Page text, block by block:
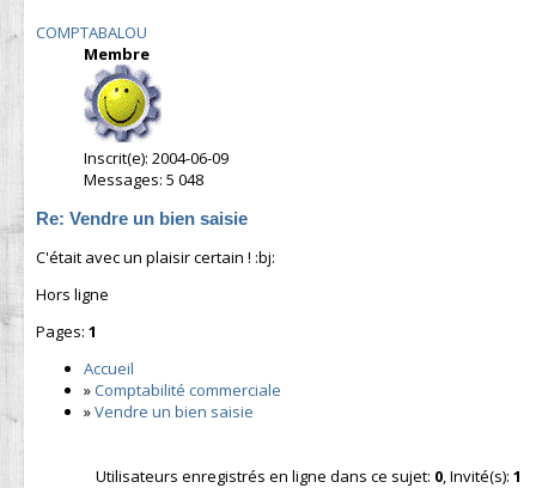
COMPTABALOU
Membre
Inscrit(e): 2004-06-09
Messages: 5 048
Re: Vendre un bien saisie
C'était avec un plaisir certain ! :bj:
Hors ligne
Pages: 1
Accueil
»Comptabilité commerciale
»Vendre un bien saisie
Utilisateurs enregistrés en ligne dans ce sujet: 0, Invité(s): 1